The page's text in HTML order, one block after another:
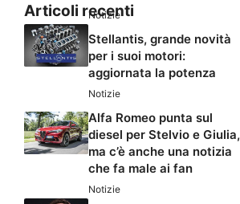
Articoli recenti
Notizie
Stellantis, grande novità
per i suoi motori:
aggiornata la potenza
Notizie
Alfa Romeo punta sul
diesel per Stelvio e Giulia,
ma c’è anche una notizia
che fa male ai fan
Notizie